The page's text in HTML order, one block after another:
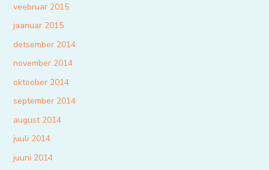
veebruar 2015
jaanuar 2015
detsember 2014
november 2014
oktoober 2014
september 2014
august 2014
juuli 2014
juuni 2014